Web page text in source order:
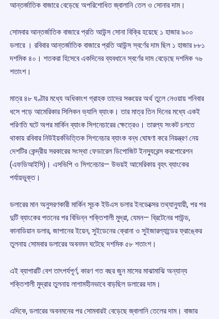
আন্তর্জাতিক বাজারে বেড়েছে অপরিশোধিত জ্বালানি তেল ও সোনার দাম।
সোমবার আন্তর্জাতিক বাজারে প্রতি আউন্স সোনা বিক্রি হয়েছে ১ হাজার ৯০০
ডলারে । রবিবার আন্তর্জাতিক বাজারে প্রতি আউন্স স্বর্ণের দাম ছিল ১ হাজার ৮৮১
দশমিক ৪০। শতকরা হিসেবে একদিনের ব্যবধানে স্বর্ণের দাম বেড়েছে দশমিক ৭৬
শতাংশ।
মাত্র ৪৮ ঘণ্টার মধ্যে অধিকাংশ গ্রাহক তাদের সঞ্চয়ের অর্থ তুলে নেওয়ায় শনিবার
ধসে পড়ে আমেরিকার সিলিকন ভ্যালি ব্যাংক। তার মাত্র তিন দিনের মধ্যে একই
পরিণতি ঘটে অপর মার্কিন ব্যাংক সিগনেচারের ক্ষেত্রেও। তারল্য সংকট চলতে
থাকায় রবিবার নিউইয়র্কভিত্তিক সিগনেচার ব্যাংক বন্ধ ঘোষণা করে নিয়ন্ত্রণ নেয়
দেশটির কেন্দ্রীয় সরকারের সংস্থা ফেডারেল ডিপোজিট ইনস্যুরেন্স করপোরেশন
(এফডিআইসি)। এসভিপি ও সিগনেচার— উভয়ই আমেরিকায় বৃহৎ ব্যাংকের
পর্যায়ভুক্ত।
ডলারের মান অনুসরণকারী মার্কিন সূচক ইউএস ডলার ইনডেক্সের তথ্যানুযায়ী, পর পর
দুটি ব্যাংকের পতনের পর বিভিন্ন শক্তিশালী মুদ্রা, যেমন— ব্রিটেনের পাউন্ড,
কানাডিয়ান ডলার, জাপানের ইয়েন, সুইডেনের ক্রোনা ও সুইজারল্যান্ডের ফ্রাঙ্কের
তুলনায় সোমবার ডলারের অবনমন ঘটেছে দশমিক ৫৮ শতাংশ।
এই ব্যাপারটি বেশ তাৎপর্যপূর্ণ, কারণ গত বছর জুন মাসের মাঝামাঝি অন্যান্য
শক্তিশালী মুদ্রার তুলনায় লাগামহীনভাবে বাড়ছিল ডলারের দাম।
এদিকে, ডলারের অবনমনের পর সোমবারই বেড়েছে জ্বালানি তেলের দাম। বাজার